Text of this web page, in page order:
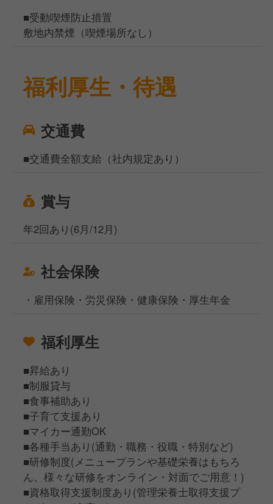
■受動喫煙防止措置
敷地内禁煙（喫煙場所なし）
福利厚生・待遇
交通費
■交通費全額支給（社内規定あり）
賞与
年2回あり(6月/12月)
社会保険
・雇用保険・労災保険・健康保険・厚生年金
福利厚生
■昇給あり
■制服貸与
■食事補助あり
■子育て支援あり
■マイカー通勤OK
■各種手当あり(通勤・職務・役職・特別など)
■研修制度(メニュープランや基礎栄養はもちろ
ん、様々な研修をオンライン・対面でご用意！)
■資格取得支援制度あり(管理栄養士取得支援プ